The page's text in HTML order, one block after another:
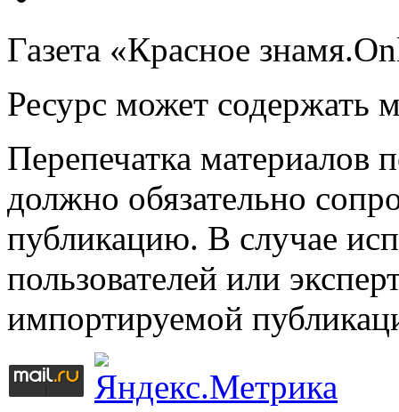
Газета «Красное
Ресурс может содержать
Перепечатка материалов
должно обязательно
публикацию. В случае
пользователей или
импортируемой